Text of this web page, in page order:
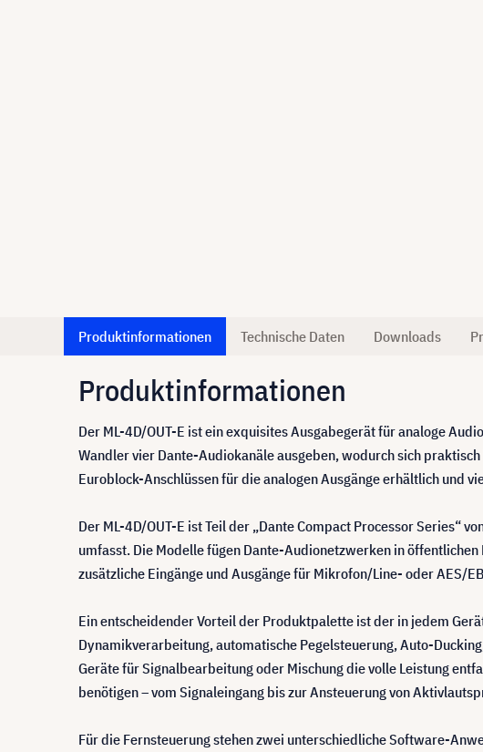
Produktinformationen Technische Daten Downloads
Produktinformationen
Der ML-4D/OUT-E ist ein exquisites Ausgabegerät für analoge
Wandler vier Dante-Audiokanäle ausgeben, wodurch sich
Euroblock-Anschlüssen für die analogen Ausgänge erhältlich und
Der ML-4D/OUT-E ist Teil der „Dante Compact Processor
umfasst. Die Modelle fügen Dante-Audionetzwerken in
zusätzliche Eingänge und Ausgänge für Mikrofon/Line- oder AES/
Ein entscheidender Vorteil der Produktpalette ist der in jedem
Dynamikverarbeitung, automatische Pegelsteuerung, Auto-
Geräte für Signalbearbeitung oder Mischung die volle Leistung
benötigen – vom Signaleingang bis zur Ansteuerung von
Für die Fernsteuerung stehen zwei unterschiedliche Software-